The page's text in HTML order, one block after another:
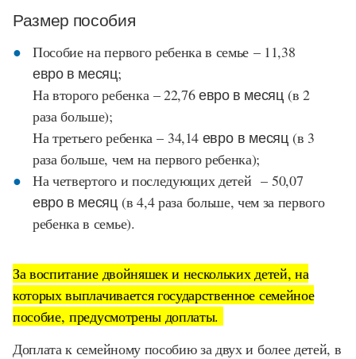
Размер пособия
Пособие на первого ребенка в семье – 11,38
евро в месяц;
На второго ребенка– 22,76 евро в месяц(в 2
раза больше);
На третьего ребенка –34,14 евро в месяц(в 3
раза больше, чем на первого ребенка);
На четвертого и последующих детей –50,07
евро в месяц(в 4,4 раза больше, чем за первого
ребенка в семье).
За воспитание двойняшек и нескольких детей, на
которых выплачивается государственное семейное
пособие, предусмотрены доплаты.
Доплата к семейному пособию за двух и более детей, в